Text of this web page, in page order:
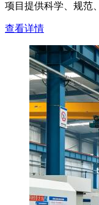
项目提供科学、规范
查看详情